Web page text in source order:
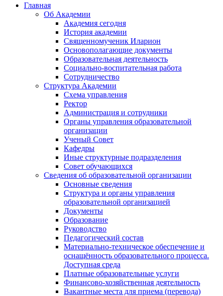
Главная
Об Академии
Академия сегодня
История академии
Священномученик Иларион
Основополагающие документы
Образовательная деятельность
Социально-воспитательная работа
Сотрудничество
Структура Академии
Схема управления
Ректор
Администрация и сотрудники
Органы управления образовательной
организации
Ученый Совет
Кафедры
Иные структурные подразделения
Совет обучающихся
Сведения об образовательной организации
Основные сведения
Структура и органы управления
образовательной организацией
Документы
Образование
Руководство
Педагогический состав
Материально-техническое обеспечение и
оснащённость образовательного процесса.
Доступная среда
Платные образовательные услуги
Финансово-хозяйственная деятельность
Вакантные места для приема (перевода)